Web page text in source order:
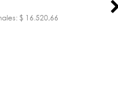
$ 16.520,66